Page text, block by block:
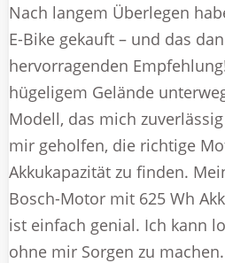
Nach langem Überlegen
E-Bike gekauft – und das
hervorragenden
hügeligem Gelände
Modell, das mich
mir geholfen, die richtige
Akkukapazität zu finden.
Bosch-Motor mit 625 Wh
ist einfach genial. Ich kann
ohne mir Sorgen zu